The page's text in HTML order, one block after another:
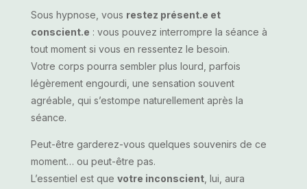
Sous hypnose, vous restez présent.e et
conscient.e : vous pouvez interrompre la séance à
tout moment si vous en ressentez le besoin.
Votre corps pourra sembler plus lourd, parfois
légèrement engourdi, une sensation souvent
agréable, qui s’estompe naturellement après la
séance.
Peut-être garderez-vous quelques souvenirs de ce
moment… ou peut-être pas.
L’essentiel est que votre inconscient, lui, aura